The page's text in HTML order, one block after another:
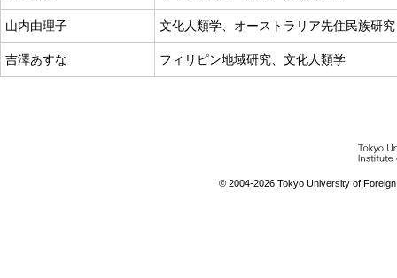
山内由理子 文化人類学、オーストラリア先住民族研究
吉澤あすな フィリピン地域研究、文化人類学
© 2004-2026 Tokyo University of